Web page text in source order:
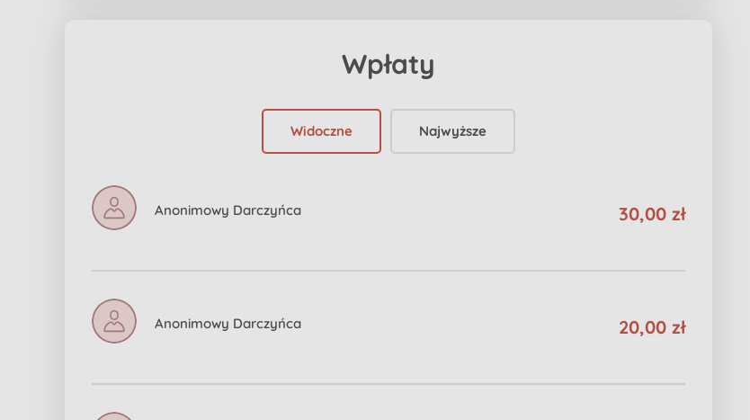
Wpłaty
Widoczne Najwyższe
Anonimowy Darczyńca 30,00 zł
Anonimowy Darczyńca 20,00 zł